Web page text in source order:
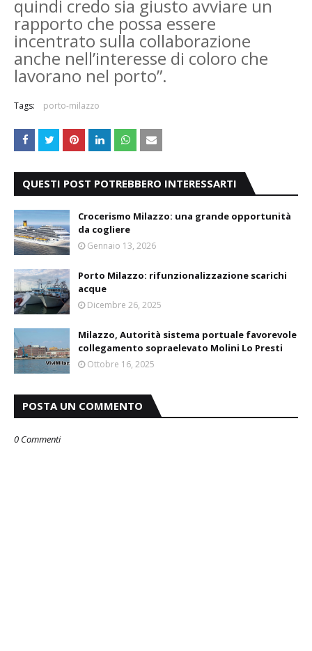
quindi credo sia giusto avviare un
rapporto che possa essere
incentrato sulla collaborazione
anche nell’interesse di coloro che
lavorano nel porto”.
Tags: porto-milazzo
QUESTI POST POTREBBERO INTERESSARTI
Crocerismo Milazzo: una grande opportunità
da cogliere
Gennaio 13, 2026
Porto Milazzo: rifunzionalizzazione scarichi
acque
Dicembre 26, 2025
Milazzo, Autorità sistema portuale favorevole
collegamento sopraelevato Molini Lo Presti
Ottobre 16, 2025
POSTA UN COMMENTO
0 Commenti